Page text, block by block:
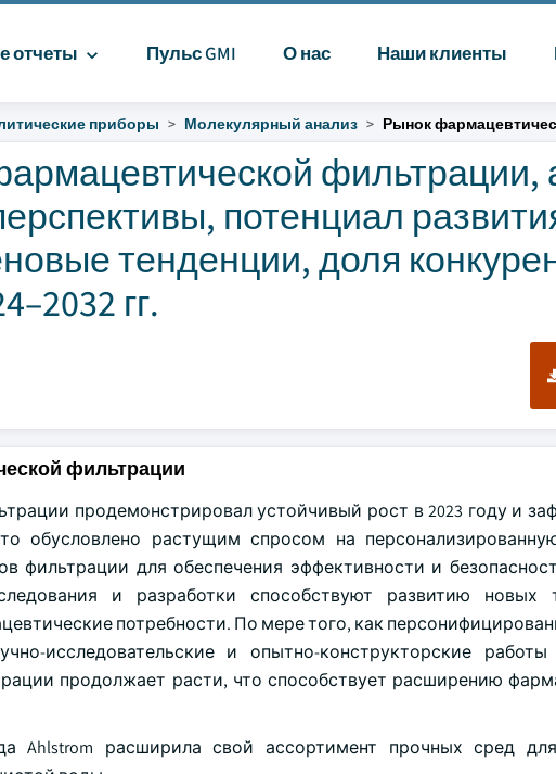
отчеты Пульс GMI О нас Наши клиенты
приборы Молекулярный анализ Рынок
фильтрации,
потенциал
тенденции, доля
гг.
фильтрации
продемонстрировал устойчивый рост в 2023 году и
обусловлено растущим спросом на
фильтрации для обеспечения эффективности и
и разработки способствуют развитию новых
потребности. По мере того, как
исследовательские и опытно-конструкторские
продолжает расти, что способствует расширению
Ahlstrom расширила свой ассортимент прочных сред